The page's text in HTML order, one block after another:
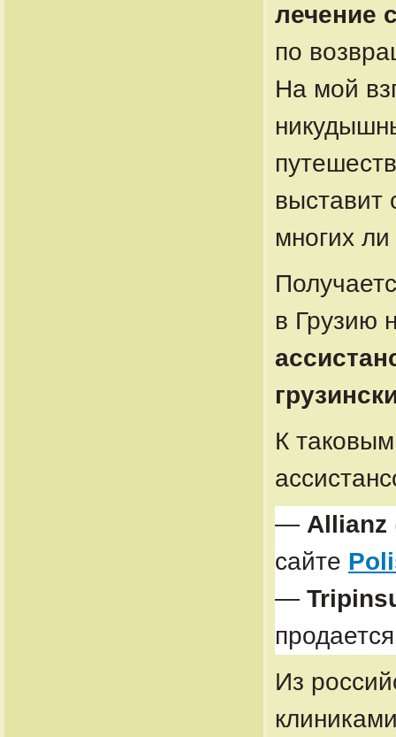
лечение
по
На мой
выставит
многих
в Грузию
К
— Allianz
сайте
—
Из